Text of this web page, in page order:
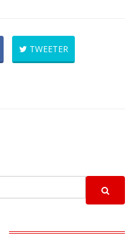
TWEETER